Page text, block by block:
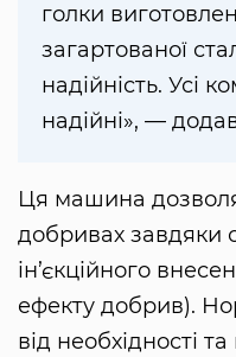
голки
загартованої
надійність. Усі
надійні», —
Ця машина
добривах завдяки
ін’єкційного
ефекту добрив).
від необхідності